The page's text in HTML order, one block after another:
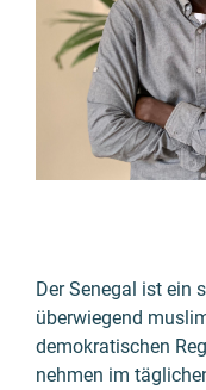
Der Senegal ist ein
überwiegend
demokratischen
nehmen im